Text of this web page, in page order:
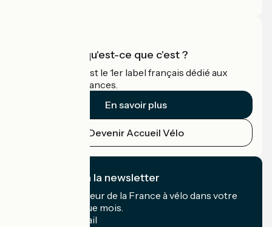
Accueil Vélo qu'est-ce que c'est ?
Accueil Vélo c'est le 1er label français dédié aux
cyclistes en vacances.
En savoir plus
Devenir Accueil Vélo
Je m'abonne à la newsletter
Recevez le meilleur de la France à vélo dans votre
boîte mail chaque mois.
Mon adresse mail